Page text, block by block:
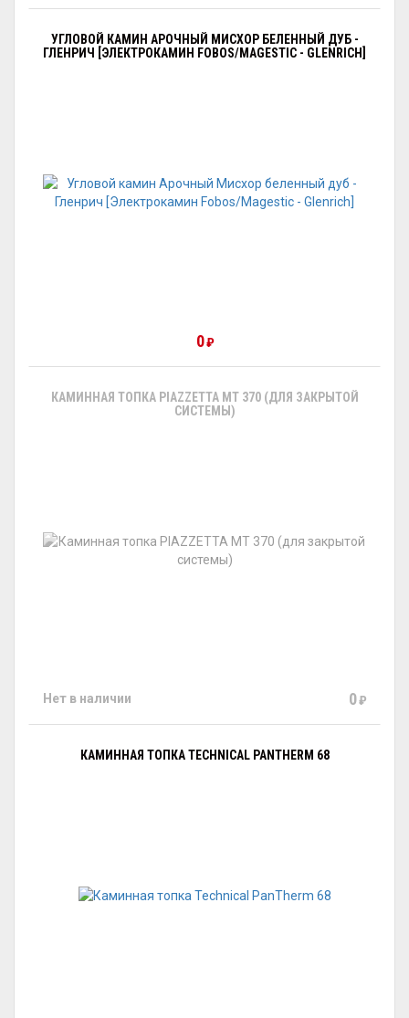
УГЛОВОЙ КАМИН АРОЧНЫЙ МИСХОР БЕЛЕННЫЙ ДУБ -
ГЛЕНРИЧ [ЭЛЕКТРОКАМИН FOBOS/MAGESTIC - GLENRICH]
0₽
КАМИННАЯ ТОПКА PIAZZETTA MT 370 (ДЛЯ ЗАКРЫТОЙ
СИСТЕМЫ)
Нет в наличии 0₽
КАМИННАЯ ТОПКА TECHNICAL PANTHERM 68